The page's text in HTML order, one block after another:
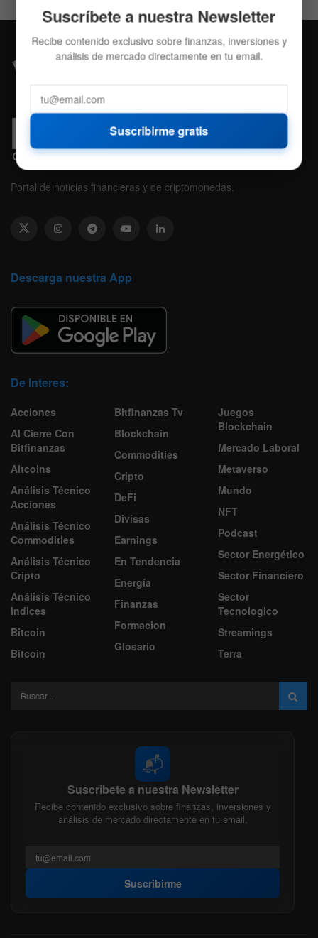
Portal de noticias financieras y de criptomonedas.
Descarga nuestra App
De Interes:
Acciones
Al Cierre Con
Bitfinanzas
Altcoins
Análisis Técnico
Acciones
Análisis Técnico
Commodities
Análisis Técnico
Cripto
Análisis Técnico
Indices
Bitcoin
Bitcoin
Bitfinanzas Tv
Blockchain
Commodities
Cripto
DeFi
Divisas
Earnings
En Tendencia
Energía
Finanzas
Formacion
Glosario
Juegos
Blockchain
Mercado Laboral
Metaverso
Mundo
NFT
Podcast
Sector Energético
Sector Financiero
Sector
Tecnologico
Streamings
Terra
📬
Suscríbete a nuestra Newsletter
Recibe contenido exclusivo sobre finanzas, inversiones y
análisis de mercado directamente en tu email.
Suscribirme
Suscríbete a nuestra Newsletter
Recibe contenido exclusivo sobre finanzas, inversiones y
análisis de mercado directamente en tu email.
Suscribirme gratis